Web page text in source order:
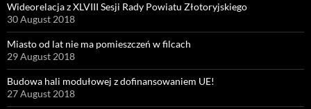
Wideorelacja z XLVIII Sesji Rady Powiatu Złotoryjskiego
30 August 2018
Miasto od lat nie ma pomieszczeń w filcach
29 August 2018
Budowa hali modułowej z dofinansowaniem UE!
27 August 2018